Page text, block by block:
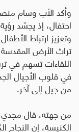
وأكد الأب وسام
احتفال، إذ يجسّد
وتعزيز ارتباط
تراث الأرض
اللقاءات تسهم في
في قلوب الأجيال
من جيل إلى آخر.
من جهته، قال
الكنيسة، إن النجاح